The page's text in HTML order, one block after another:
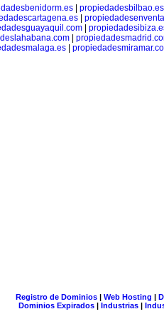
propiedadesbilbao.es
|
|
|
Registro de Dominios| Web Hosting |
Dominios Expirados | Industrias |